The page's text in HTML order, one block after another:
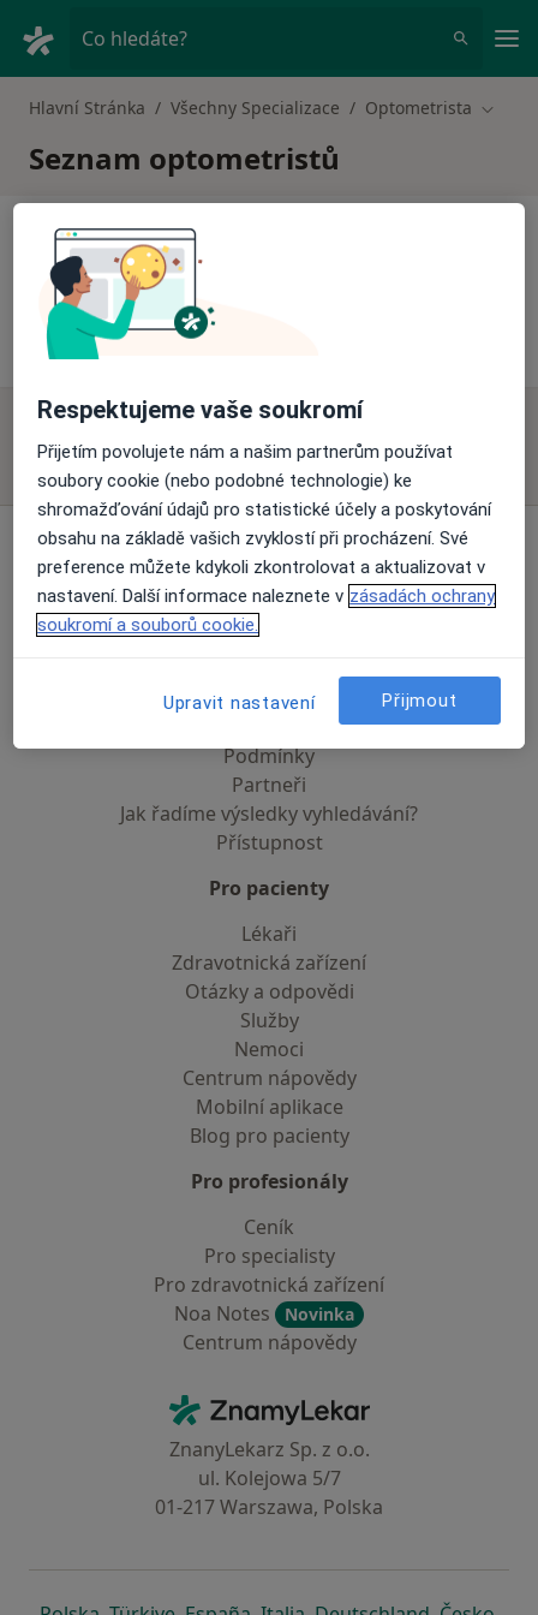
Co hledáte?
Hlavní Stránka Všechny Specializace Optometrista
Seznam optometristů
Optometrista Brno
Stránky
Soukromí a soubory cookies
Zásady ochrany osobních údajů pro zaměstnance
zdravotní péče
Kontakt
Hledáme nové kolegy!
Podmínky
Partneři
Jak řadíme výsledky vyhledávání?
Přístupnost
Pro pacienty
Lékaři
Zdravotnická zařízení
Otázky a odpovědi
Služby
Nemoci
Centrum nápovědy
Mobilní aplikace
Blog pro pacienty
Pro profesionály
Ceník
Pro specialisty
Pro zdravotnická zařízení
Noa Notes
Novinka
Centrum nápovědy
ZnamyLekar - Hlavní stránka
ZnanyLekarz Sp. z o.o.
ul. Kolejowa 5/7
01-217 Warszawa, Polska
Respektujeme vaše soukromí
Přijetím povolujete nám a našim partnerům používat
soubory cookie (nebo podobné technologie) ke
shromažďování údajů pro statistické účely a poskytování
obsahu na základě vašich zvyklostí při procházení. Své
preference můžete kdykoli zkontrolovat a aktualizovat v
nastavení. Další informace naleznete v zásadách ochrany
soukromí a souborů cookie.
Upravit nastavení Přijmout